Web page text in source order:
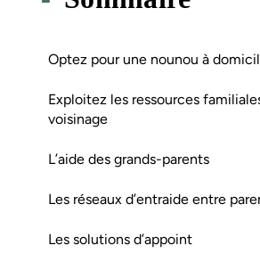
Optez pour une nounou à
Exploitez les ressources
voisinage
L’aide des grands-parents
Les réseaux d’entraide entre
Les solutions d’appoint